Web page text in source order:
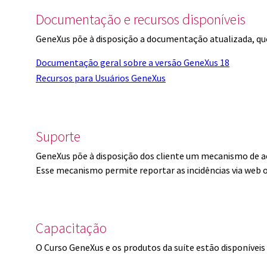
Documentação e recursos disponíveis
GeneXus põe à disposição a documentação atualizada,
Documentação geral sobre a versão GeneXus 18
Recursos para Usuários GeneXus
Suporte
GeneXus põe à disposição dos cliente um mecanismo de
Esse mecanismo permite reportar as incidências via
Capacitação
O Curso GeneXus e os produtos da suíte estão